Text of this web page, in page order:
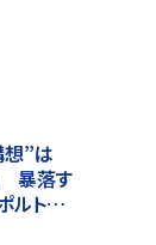
”は
暴落す
ルトガ
すぐ